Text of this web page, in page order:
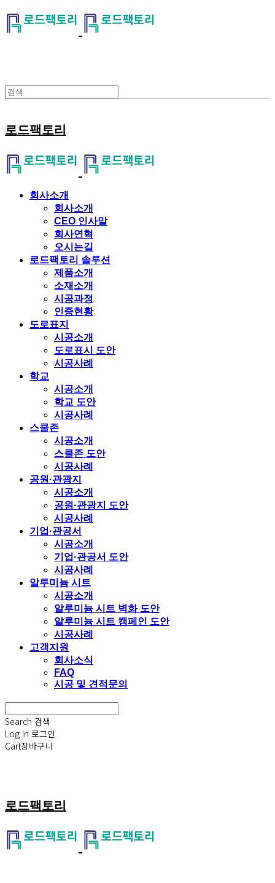
로드팩토리
회사소개
회사소개
CEO 인사말
회사연혁
오시는길
로드팩토리 솔루션
제품소개
소재소개
시공과정
인증현황
도로표지
시공소개
도로표시 도안
시공사례
학교
시공소개
학교 도안
시공사례
스쿨존
시공소개
스쿨존 도안
시공사례
공원·관광지
시공소개
공원·관광지 도안
시공사례
기업·관공서
시공소개
기업·관공서 도안
시공사례
알루미늄 시트
시공소개
알루미늄 시트 벽화 도안
알루미늄 시트 캠페인 도안
시공사례
고객지원
회사소식
FAQ
시공 및 견적문의
Search 검색
Log In 로그인
Cart장바구니
로드팩토리